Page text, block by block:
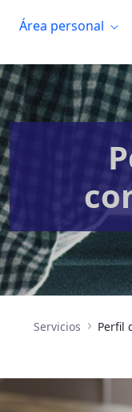
Área personal
Servicios